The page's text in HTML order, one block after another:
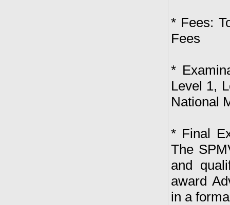
* Fees:
Fees
*
Level 1,
National
* Final
The
and
award
in a